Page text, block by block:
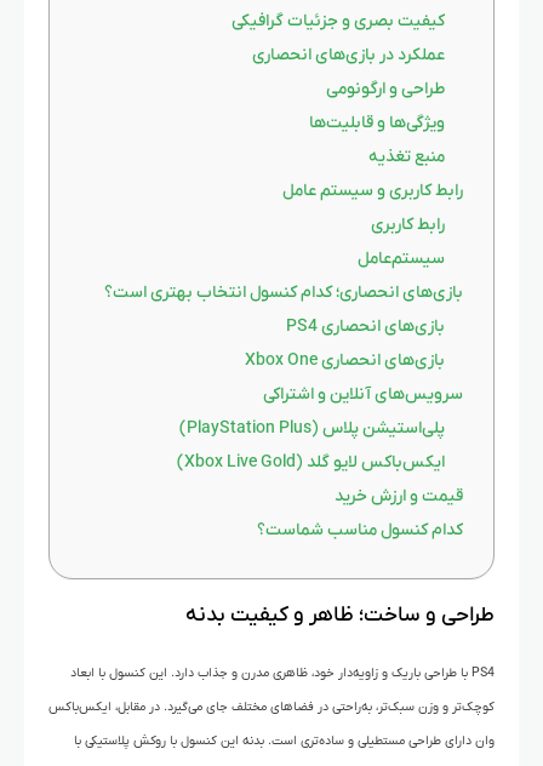
کیفیت بصری و جزئیات گرافیکی
عملکرد در بازی‌های انحصاری
طراحی و ارگونومی
ویژگی‌ها و قابلیت‌ها
منبع تغذیه
رابط کاربری و سیستم عامل
رابط کاربری
سیستم‌عامل
بازی‌های انحصاری؛ کدام کنسول انتخاب بهتری است؟
بازی‌های انحصاری PS4
بازی‌های انحصاری Xbox One
سرویس‌های آنلاین و اشتراکی
پلی‌استیشن پلاس (PlayStation Plus)
ایکس‌باکس لایو گلد (Xbox Live Gold)
قیمت و ارزش خرید
کدام کنسول مناسب شماست؟
طراحی و ساخت؛ ظاهر و کیفیت بدنه
PS4 با طراحی باریک و زاویه‌دار خود، ظاهری مدرن و جذاب دارد. این کنسول با ابعاد
کوچک‌تر و وزن سبک‌تر، به‌راحتی در فضاهای مختلف جای می‌گیرد. در مقابل، ایکس‌باکس
وان دارای طراحی مستطیلی و ساده‌تری است. بدنه این کنسول با روکش پلاستیکی با